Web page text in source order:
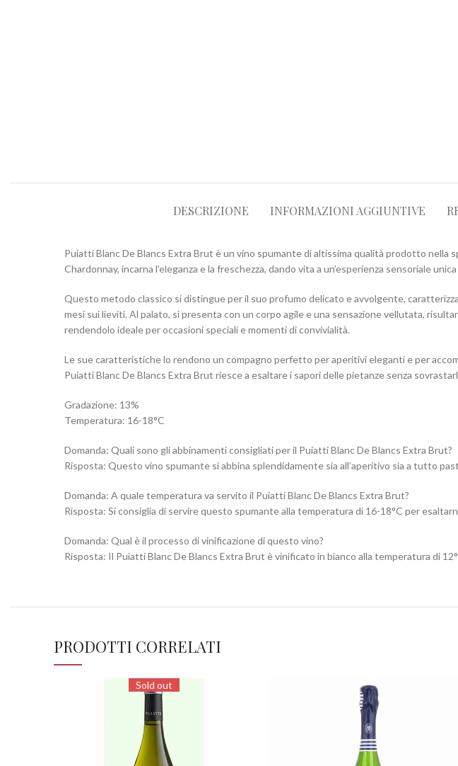
DESCRIZIONE INFORMAZIONI AGGIUNTIVE
Puiatti Blanc De Blancs Extra Brut è un vino spumante di altissima qualità prodotto nella
Chardonnay, incarna l’eleganza e la freschezza, dando vita a un’esperienza sensoriale
Questo metodo classico si distingue per il suo profumo delicato e avvolgente,
mesi sui lieviti. Al palato, si presenta con un corpo agile e una sensazione vellutata,
rendendolo ideale per occasioni speciali e momenti di convivialità.
Le sue caratteristiche lo rendono un compagno perfetto per aperitivi eleganti e per
Puiatti Blanc De Blancs Extra Brut riesce a esaltare i sapori delle pietanze senza
Gradazione: 13%
Temperatura: 16-18°C
Domanda: Quali sono gli abbinamenti consigliati per il Puiatti Blanc De Blancs Extra Brut?
Risposta: Questo vino spumante si abbina splendidamente sia all’aperitivo sia a tutto
Domanda: A quale temperatura va servito il Puiatti Blanc De Blancs Extra Brut?
Risposta: Si consiglia di servire questo spumante alla temperatura di 16-18°C per
Domanda: Qual è il processo di vinificazione di questo vino?
Risposta: Il Puiatti Blanc De Blancs Extra Brut è vinificato in bianco alla temperatura di
PRODOTTI CORRELATI
Sold out